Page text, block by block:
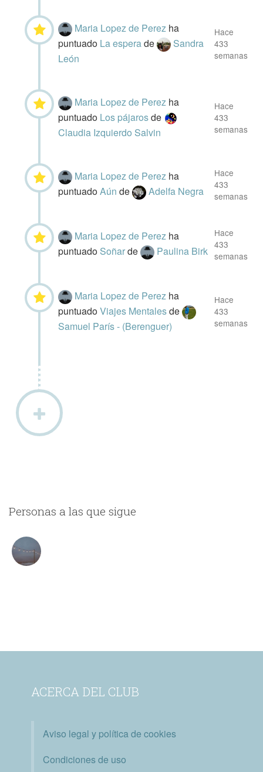
Maria Lopez de Perez ha
puntuado La esperade
Sandra
León
Hace
433
semanas
Maria Lopez de Perez ha
puntuado Los pájarosde
Claudia Izquierdo Salvin
Hace
433
semanas
Maria Lopez de Perez ha
puntuadoAúnde Adelfa Negra
Hace
433
semanas
Maria Lopez de Perez ha
puntuado Soñarde Paulina Birk
Hace
433
semanas
Maria Lopez de Perez ha
puntuadoViajes Mentalesde
Samuel París - (Berenguer)
Hace
433
semanas
Personas a las que sigue
ACERCA DEL CLUB
Aviso legal y política de cookies
Condiciones de uso